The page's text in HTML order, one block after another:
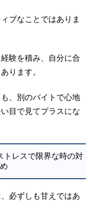
ブなことではありま
験を積み、自分に合
ります。
、別のバイトで心地
目で見てプラスにな
トレスで限界な時の対
必ずしも甘えではあ